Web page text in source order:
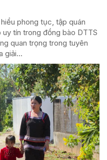
phong tục, tập quán
tín trong đồng bào DTTS
quan trọng trong tuyên
giải...